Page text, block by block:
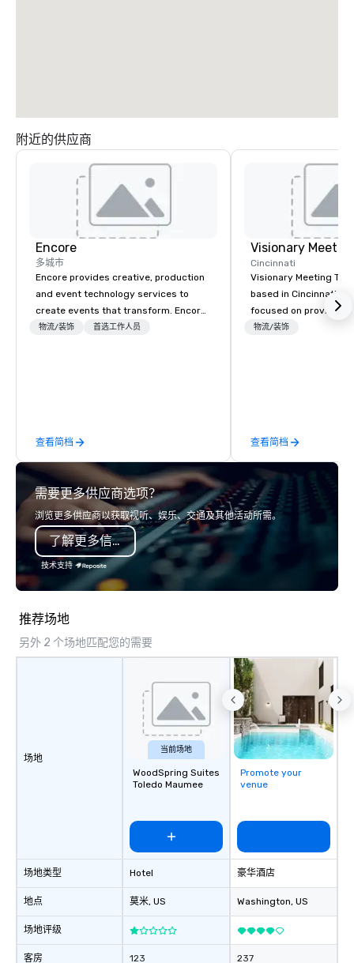
附近的供应商
Encore
多城市
Encore provides creative, production
and event technology services to
create events that transform. Encore
creates memorable event experiences
creative, advanced technology,
digital, environmental, staging, and
digital solutions for hybrid, virtual and
in-person events of any type.
物流/装饰 首选工作人员
查看简档
Cincinnati
Visionary Meeting
based in Cincinnati,
focused on providing
Technology service
latest technologies,
providing trusted
service and
come.
物流/装饰
查看简档
需要更多供应商选项？
浏览更多供应商以获取视听、娱乐、交通及其他活动所需。
了解更多信息
技术支持
推荐场地
另外 2 个场地匹配您的需要
场地
场地类型
地点
场地评级
客房
当前场地
WoodSpring Suites
Toledo Maumee
Hotel
莫米, US
123
Promote your
venue
豪华酒店
Washington, US
237